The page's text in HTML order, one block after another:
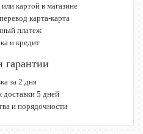
картой в магазине
карта-карта
платеж
и кредит
гарантии
за 2 дня
5 дней
и порядочности